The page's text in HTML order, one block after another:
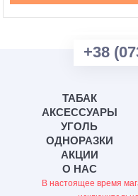
+38
ТАБАК
АКСЕССУАРЫ
УГОЛЬ
ОДНОРАЗКИ
АКЦИИ
О НАС
В настоящее время